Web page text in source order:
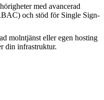
med avancerad
och stöd för Single Sign-
molntjänst eller egen hosting
din infrastruktur.